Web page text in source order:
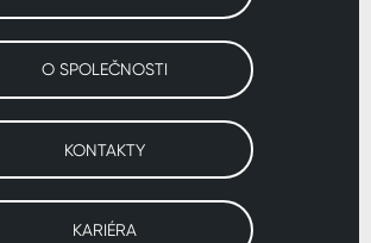
O SPOLEČNOSTI
KONTAKTY
KARIÉRA